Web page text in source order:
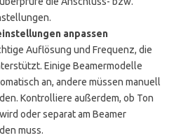
anpassen
Auflösung und Frequenz, die
Einige Beamermodelle
an, andere müssen manuell
Kontrolliere außerdem, ob Ton
oder separat am Beamer
muss.